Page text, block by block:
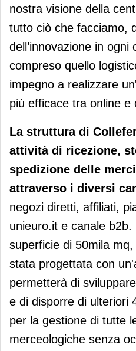
nostra visione della
tutto ciò che facciamo,
dell’innovazione in ogni
compreso quello
impegno a realizzare
più efficace tra online e
La struttura di
attività di ricezione,
spedizione delle
attraverso i diversi
negozi diretti, affiliati,
unieuro.it e canale
superficie di 50mila mq,
stata progettata con
permetterà di
e di disporre di ulteriori
per la gestione di tutte
merceologiche senza